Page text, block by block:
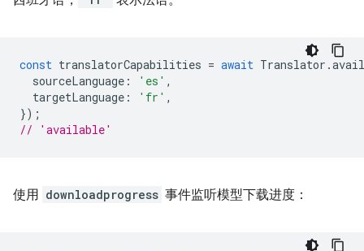
const translatorCapabilities = await Translator .
sourceLanguage : 'es' ,
targetLanguage : 'fr' ,
});
// 'available'
使用 downloadprogress 事件监听模型下载进度：